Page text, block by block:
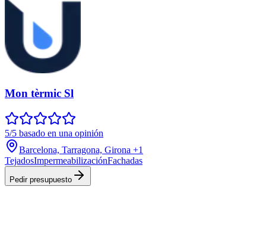
Mon tèrmic Sl
5/5 basado en una opinión
Barcelona, Tarragona, Girona +1
TejadosImpermeabilizaciónFachadas
Pedir presupuesto